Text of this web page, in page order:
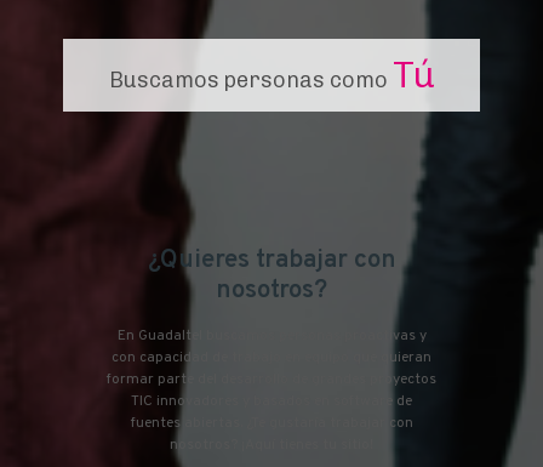
Buscamos personas como Tú
¿Quieres trabajar con
nosotros?
En Guadaltel buscamos personas proactivas y
con capacidad de trabajo en equipo que quieran
formar parte del desarrollo de grandes proyectos
TIC innovadores y basados en software de
fuentes abiertas. ¿Te gustaría trabajar con
nosotros? ¡Aquí tienes tu sitio!